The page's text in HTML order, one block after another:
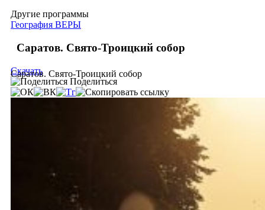
Другие программы
География ВЕРЫ
Саратов. Свято-Троицкий собор
Саратов. Свято-Троицкий собор
Скачать
Поделиться